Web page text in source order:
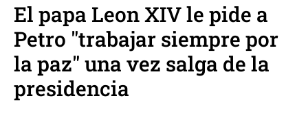
El papa Leon XIV le pide a
Petro "trabajar siempre por
la paz" una vez salga de la
presidencia